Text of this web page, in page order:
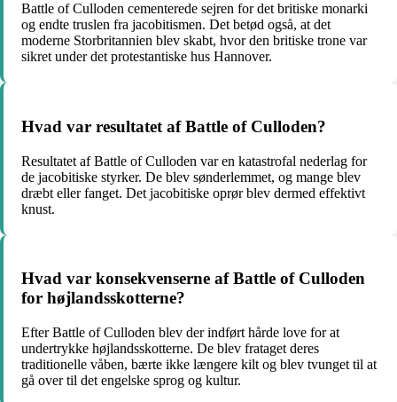
Battle of Culloden cementerede sejren for det britiske monarki
og endte truslen fra jacobitismen. Det betød også, at det
moderne Storbritannien blev skabt, hvor den britiske trone var
sikret under det protestantiske hus Hannover.
Hvad var resultatet af Battle of Culloden?
Resultatet af Battle of Culloden var en katastrofal nederlag for
de jacobitiske styrker. De blev sønderlemmet, og mange blev
dræbt eller fanget. Det jacobitiske oprør blev dermed effektivt
knust.
Hvad var konsekvenserne af Battle of Culloden
for højlandsskotterne?
Efter Battle of Culloden blev der indført hårde love for at
undertrykke højlandsskotterne. De blev frataget deres
traditionelle våben, bærte ikke længere kilt og blev tvunget til at
gå over til det engelske sprog og kultur.